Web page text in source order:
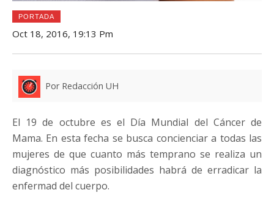
PORTADA
Oct 18, 2016, 19:13 Pm
Por Redacción UH
El 19 de octubre es el Día Mundial del Cáncer de
Mama. En esta fecha se busca concienciar a todas las
mujeres de que cuanto más temprano se realiza un
diagnóstico más posibilidades habrá de erradicar la
enfermad del cuerpo.